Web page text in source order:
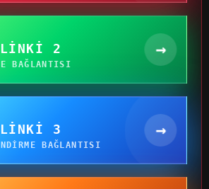
LINKI 2
BAĞLANTISI
→
LINKI 3
BAĞLANTISI
→